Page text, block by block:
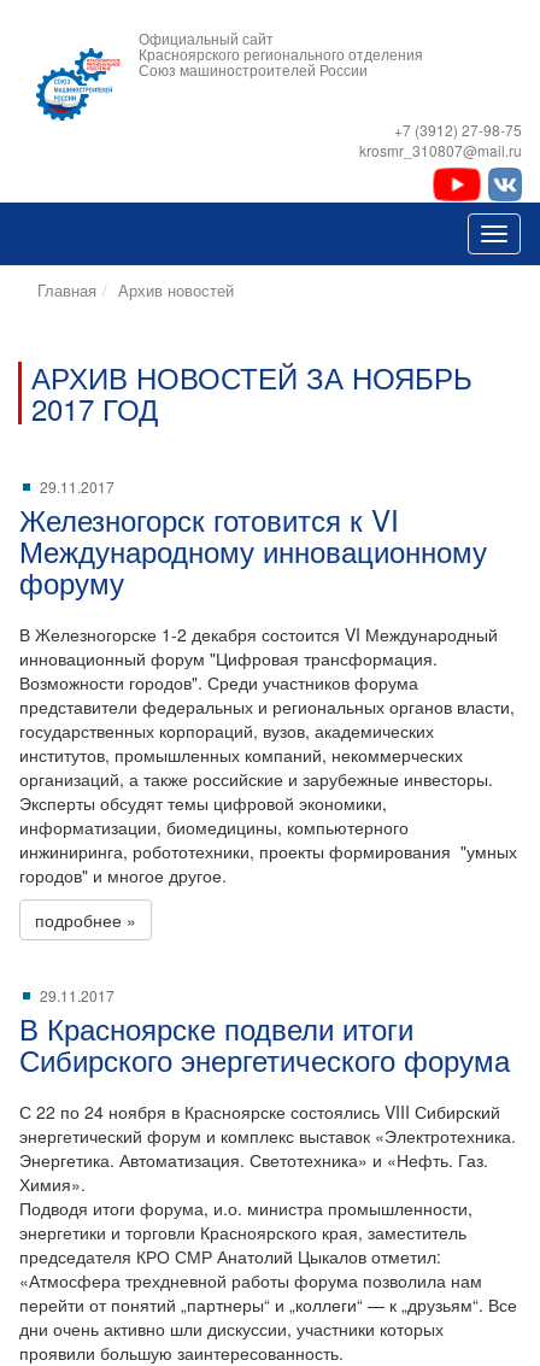
Официальный сайт
Красноярского регионального отделения
Союз машиностроителей России
+7 (3912) 27-98-75
krosmr_310807@mail.ru
Главная Архив новостей
АРХИВ НОВОСТЕЙ ЗА НОЯБРЬ
2017 ГОД
29.11.2017
Железногорск готовится к VI
Международному инновационному
форуму
В Железногорске 1-2 декабря состоится VI Международный
инновационный форум "Цифровая трансформация.
Возможности городов". Среди участников форума
представители федеральных и региональных органов власти,
государственных корпораций, вузов, академических
институтов, промышленных компаний, некоммерческих
организаций, а также российские и зарубежные инвесторы.
Эксперты обсудят темы цифровой экономики,
информатизации, биомедицины, компьютерного
инжиниринга, робототехники, проекты формирования "умных
городов" и многое другое.
подробнее »
29.11.2017
В Красноярске подвели итоги
Сибирского энергетического форума
С 22 по 24 ноября в Красноярске состоялись VIII Сибирский
энергетический форум и комплекс выставок «Электротехника.
Энергетика. Автоматизация. Светотехника» и «Нефть. Газ.
Химия».
Подводя итоги форума, и.о. министра промышленности,
энергетики и торговли Красноярского края, заместитель
председателя КРО СМР Анатолий Цыкалов отметил:
«Атмосфера трехдневной работы форума позволила нам
перейти от понятий „партнеры“ и „коллеги“ — к „друзьям“. Все
дни очень активно шли дискуссии, участники которых
проявили большую заинтересованность.